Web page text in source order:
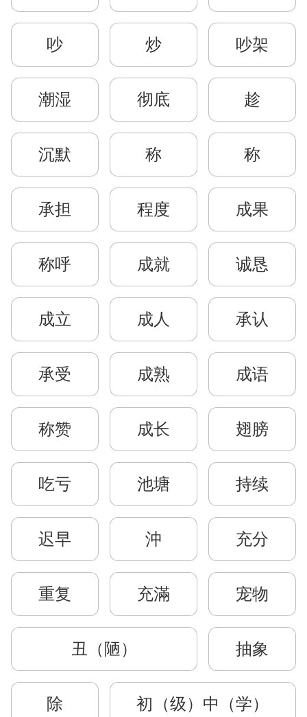
吵 炒 吵架
潮湿 彻底 趁
沉默 称 称
承担 程度 成果
称呼 成就 诚恳
成立 成人 承认
承受 成熟 成语
称赞 成长 翅膀
吃亏 池塘 持续
迟早 沖 充分
重复 充滿 宠物
丑（陋） 抽象
除 初（级）中（学）